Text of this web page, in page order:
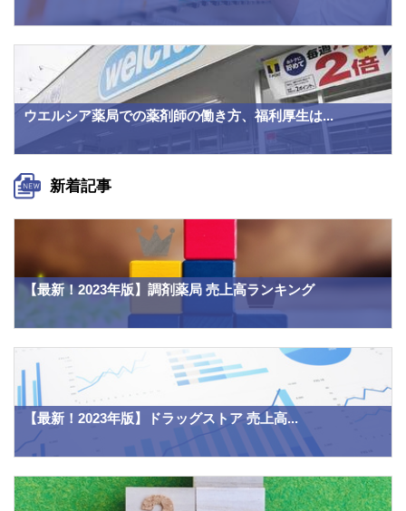
ウエルシア薬局での薬剤師の働き方、福利厚生は...
新着記事
【最新！2023年版】調剤薬局 売上高ランキング
【最新！2023年版】ドラッグストア 売上高...